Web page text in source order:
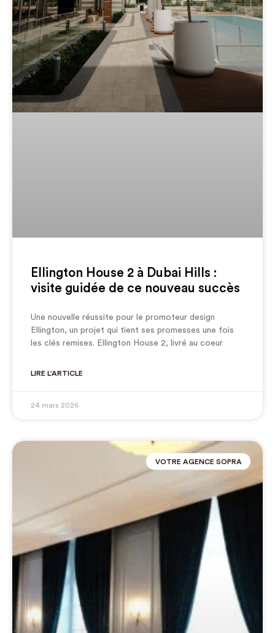
Ellington House 2 à Dubai Hills :
visite guidée de ce nouveau succès
Une nouvelle réussite pour le promoteur design
Ellington, un projet qui tient ses promesses une fois
les clés remises. Ellington House 2, livré au coeur
LIRE L'ARTICLE
24 mars 2026
VOTRE AGENCE SOPRA